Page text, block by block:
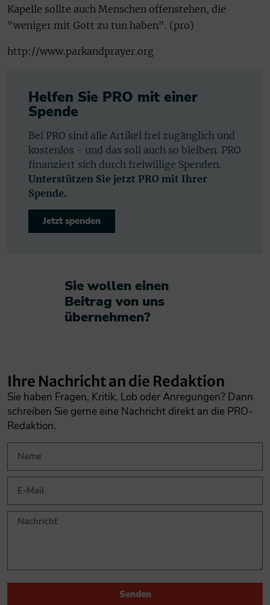
Kapelle sollte auch Menschen offenstehen, die
"weniger mit Gott zu tun haben". (pro)
http://www.parkandprayer.org
Helfen Sie PRO mit einer
Spende
Bei PRO sind alle Artikel frei zugänglich und
kostenlos - und das soll auch so bleiben. PRO
finanziert sich durch freiwillige Spenden.
Unterstützen Sie jetzt PRO mit Ihrer
Spende.
Jetzt spenden
Sie wollen einen
Beitrag von uns
übernehmen?​
Ihre Nachricht an die Redaktion
Sie haben Fragen, Kritik, Lob oder Anregungen? Dann
schreiben Sie gerne eine Nachricht direkt an die PRO-
Redaktion.
Senden